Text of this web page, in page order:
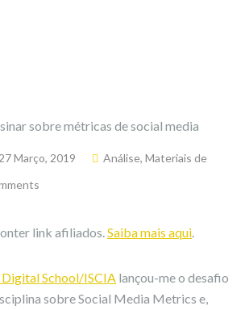
27 Março, 2019 Análise, Materiais de
link afiliados.Saiba mais aqui.
School/ISCIA lançou-me o desafio
sobre Social Media Metrics e,